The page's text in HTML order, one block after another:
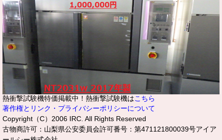
熱衝撃試験機特価掲載中！熱衝撃試験機はこちら
著作権とリンク・プライバシーポリシーについて
Copyright（C）2006 IRC. All Rights Reserved
古物商許可：山梨県公安委員会許可番号：第471121800039号アイア